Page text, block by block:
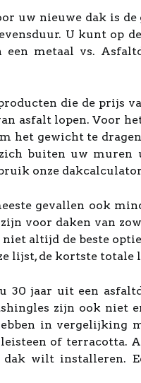
uw nieuwe dak is
U kunt op
een metaal vs.
die de prijs
asfalt lopen. Voor
het gewicht te
buiten uw
onze
gevallen ook
voor daken van
altijd de beste
lijst, de kortste totale
30 jaar uit een
zijn ook niet
in vergelijking
of terracotta.
dak wilt installeren.